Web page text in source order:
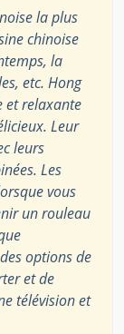
la plus
chinoise
la
etc. Hong
et relaxante
Leur
leurs
Les
vous
un rouleau
options de
et de
télévision et